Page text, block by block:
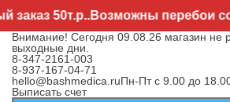
50т.р..Возможны перебои со
Внимание! Сегодня 09.08.26 магазин не
выходные дни.
8-347-2161-003
8-937-167-04-71
hello@bashmedica.ruПн-Пт с 9.00 до
Выписать счет